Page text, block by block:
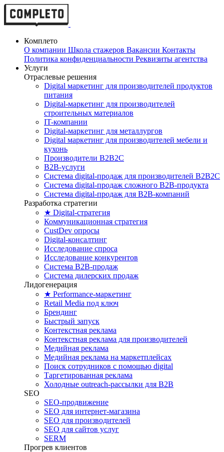
Комплето
О компании Школа стажеров Вакансии Контакты
Политика конфиденциальности Реквизиты агентства
Услуги
Отраслевые решения
Digital маркетинг для производителей продуктов
питания
Digital-маркетинг для производителей
строительных материалов
IT-компании
Digital-маркетинг для металлургов
Digital маркетинг для производителей мебели и
кухонь
Производители B2B2C
B2B-услуги
Cистема digital-продаж для производителей B2B2C
Система digital-продаж сложного B2B-продукта
Система digital-продаж для B2B-компаний
Разработка стратегии
★ Digital-стратегия
Коммуникационная стратегия
CustDev опросы
Digital-консалтинг
Исследование спроса
Исследование конкурентов
Система B2B-продаж
Система дилерских продаж
Лидогенерация
★ Performance-маркетинг
Retail Media под ключ
Брендинг
Быстрый запуск
Контекстная реклама
Контекстная реклама для производителей
Медийная реклама
Медийная реклама на маркетплейсах
Поиск сотрудников с помощью digital
Таргетированная реклама
Холодные outreach-рассылки для B2B
SEO
SEO-продвижение
SEO для интернет-магазина
SEO для производителей
SEO для сайтов услуг
SERM
Прогрев клиентов